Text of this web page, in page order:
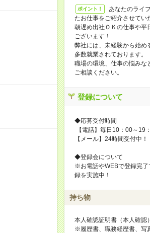
ポイント！
あなたのライ
たお仕事をご紹介させてい
朝遅め出社ＯＫの仕事や平
ございます！
弊社には、未経験から始め
多数就業されております。
職場の環境、仕事の悩みな
ご相談ください。
登録について
◆応募受付時間
【電話】毎日10：00～19
【メール】24時間受付中！
◆登録会について
※お電話やWEBで登録完了
録を実施中！
持ち物
本人確認証明書（本人確認
※履歴書、職務経歴書、写